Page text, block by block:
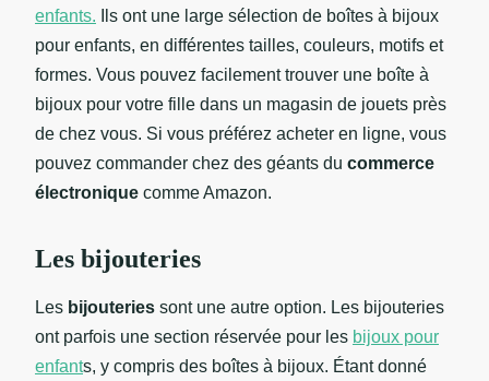
enfants. Ils ont une large sélection de boîtes à bijoux
pour enfants, en différentes tailles, couleurs, motifs et
formes. Vous pouvez facilement trouver une boîte à
bijoux pour votre fille dans un magasin de jouets près
de chez vous. Si vous préférez acheter en ligne, vous
pouvez commander chez des géants du commerce
électronique comme Amazon.
Les bijouteries
Les bijouteries sont une autre option. Les bijouteries
ont parfois une section réservée pour les bijoux pour
enfants, y compris des boîtes à bijoux. Étant donné